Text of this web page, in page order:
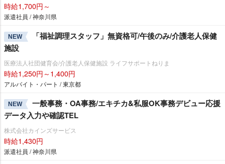
時給1,700円～
派遣社員 / 神奈川県
NEW
「福祉調理スタッフ」無資格可/午後のみ/介護老人保健
施設
医療法人社団健育会/介護老人保健施設 ライフサポートねりま
時給1,250円～1,400円
アルバイト・パート / 東京都
NEW
一般事務・OA事務/エキチカ&私服OK事務デビュー応援
データ入力や確認TEL
株式会社カインズサービス
時給1,430円
派遣社員 / 神奈川県